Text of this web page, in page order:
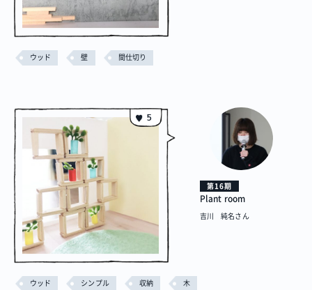
ウッド 壁 間仕切り
5
第16期
Plant room
吉川 純名さん
ウッド シンプル 収納 木